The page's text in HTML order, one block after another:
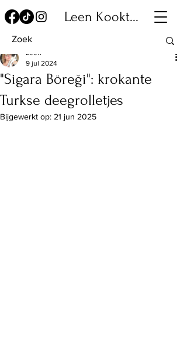
Leen Kookt...
"Sigara Böreği": krokante
Turkse deegrolletjes
Leen
9 jul 2024
Bijgewerkt op: 21 jun 2025